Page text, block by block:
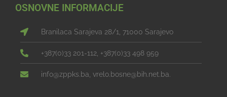
OSNOVNE INFORMACIJE
Branilaca Sarajeva 28/1, 71000 Sarajevo
+387(0)33 201-112, +387(0)33 498 959
info@zppks.ba, vrelo.bosne@bih.net.ba.